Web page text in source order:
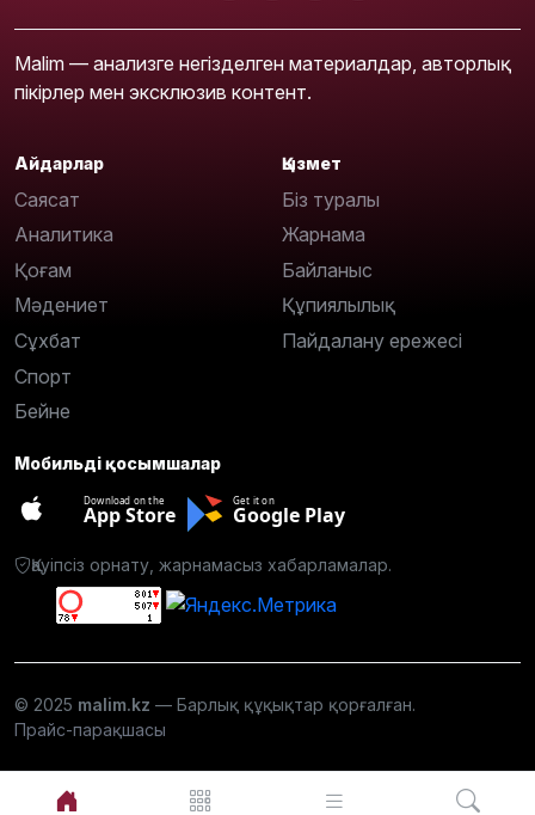
Malim — анализге негізделген материалдар, авторлық
пікірлер мен эксклюзив контент.
Айдарлар
Саясат
Аналитика
Қоғам
Мәдениет
Сұхбат
Спорт
Бейне
Қызмет
Біз туралы
Жарнама
Байланыс
Құпиялылық
Пайдалану ережесі
Мобильді қосымшалар
Download on the
App Store
Get it on
Google Play
Қауіпсіз орнату, жарнамасыз хабарламалар.
© 2025 malim.kz — Барлық құқықтар қорғалған.
Прайс-парақшасы